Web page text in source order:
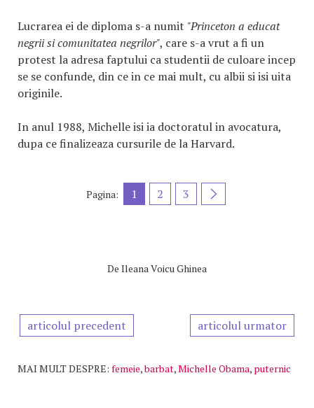
Lucrarea ei de diploma s-a numit "Princeton a educat
negrii si comunitatea negrilor", care s-a vrut a fi un
protest la adresa faptului ca studentii de culoare incep
se se confunde, din ce in ce mai mult, cu albii si isi uita
originile.
In anul 1988, Michelle isi ia doctoratul in avocatura,
dupa ce finalizeaza cursurile de la Harvard.
Pagina: 1 2 3
De Ileana Voicu Ghinea
articolul precedent articolul urmator
MAI MULT DESPRE: femeie,barbat,Michelle Obama, puternic